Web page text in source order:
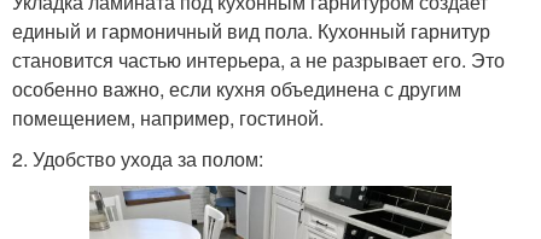
единый и гармоничный вид пола. Кухонный гарнитур
становится частью интерьера, а не разрывает его. Это
особенно важно, если кухня объединена с другим
помещением, например, гостиной.
2. Удобство ухода за полом: